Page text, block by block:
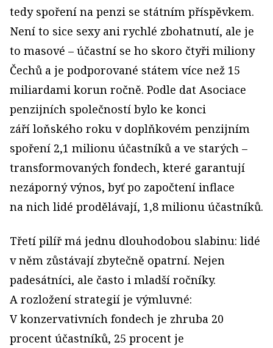
tedy spoření na penzi se státním příspěvkem.
Není to sice sexy ani rychlé zbohatnutí, ale je
to masové – účastní se ho skoro čtyři miliony
Čechů a je podporované státem více než 15
miliardami korun ročně. Podle dat Asociace
penzijních společností bylo ke konci
září loňského roku v doplňkovém penzijním
spoření 2,1 milionu účastníků a ve starých –
transformovaných fondech, které garantují
nezáporný výnos, byť po započtení inflace
na nich lidé prodělávají, 1,8 milionu účastníků.
Třetí pilíř má jednu dlouhodobou slabinu: lidé
v něm zůstávají zbytečně opatrní. Nejen
padesátníci, ale často i mladší ročníky.
A rozložení strategií je výmluvné:
V konzervativních fondech je zhruba 20
procent účastníků, 25 procent je